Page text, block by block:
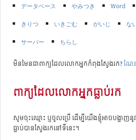
データベース やみつき Word
きりつ
いきごむ がいじ
な
サーバー
ちらし
មិនមែនជាពាក្យដែលលោកអ្នកកំពុងស្វែងរក?ណែន
ពាក្យដែលលោកអ្នកធ្លាប់រក
សូមចុះឈ្មោះ ឬចូលប្រើ ដើម្បីយើងខ្ញុំអាចបង្ហាញ
ធ្លាប់បានស្វែងរកនៅទីនេះ។